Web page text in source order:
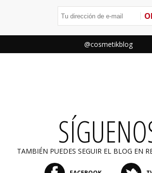
@cosmetikblog
TAMBIÉN PUEDES SEGUIR EL BLOG EN